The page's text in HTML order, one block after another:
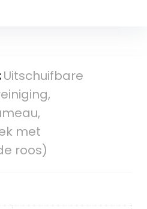
Uitschuifbare
met
roos)